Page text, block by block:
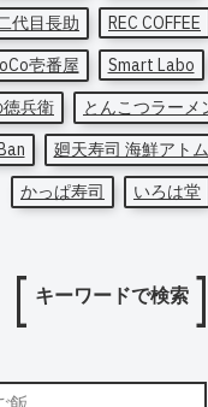
代目長助
REC COFFEE
壱番屋
Smart Labo
兵衛
とんこつラー
廻天寿司 海鮮アトム
かっぱ寿司
いろは堂
キーワードで検索